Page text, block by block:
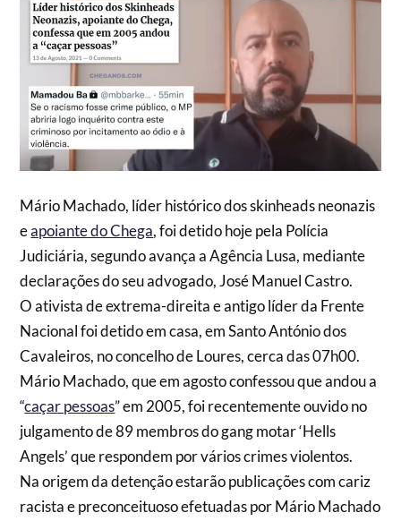
Mário Machado, líder histórico dos skinheads neonazis
eapoiante do Chega, foi detido hoje pela Polícia
Judiciária, segundo avança a Agência Lusa, mediante
declarações do seu advogado, José Manuel Castro.
O ativista de extrema-direita e antigo líder da Frente
Nacional foi detido em casa, em Santo António dos
Cavaleiros, no concelho de Loures, cerca das 07h00.
Mário Machado, que em agosto confessou que andou a
“caçar pessoas” em 2005, foi recentemente ouvido no
julgamento de 89 membros do gang motar ‘Hells
Angels’ que respondem por vários crimes violentos.
Na origem da detenção estarão publicações com cariz
racista e preconceituoso efetuadas por Mário Machado